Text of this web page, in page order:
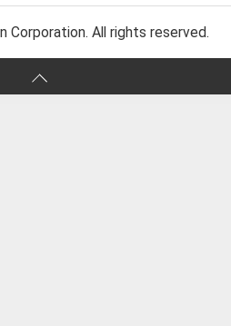
Corporation. All rights reserved.